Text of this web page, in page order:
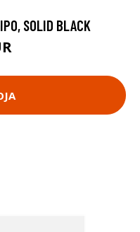
SOLID BLACK